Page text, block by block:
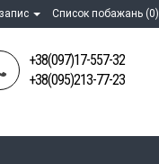
Список побажань (0)
+38(097)17-557-32
+38(095)213-77-23